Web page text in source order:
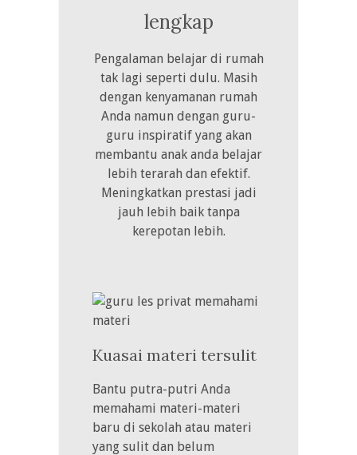
lengkap
Pengalaman belajar di rumah
tak lagi seperti dulu. Masih
dengan kenyamanan rumah
Anda namun dengan guru-
guru inspiratif yang akan
membantu anak anda belajar
lebih terarah dan efektif.
Meningkatkan prestasi jadi
jauh lebih baik tanpa
kerepotan lebih.
Kuasai materi tersulit
Bantu putra-putri Anda
memahami materi-materi
baru di sekolah atau materi
yang sulit dan belum